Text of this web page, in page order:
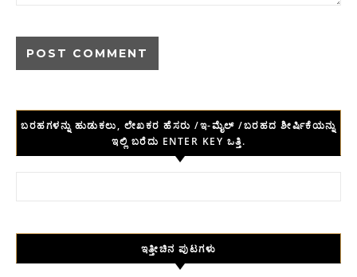
ಬರಹಗಳನ್ನು ಹುಡುಕಲು, ಲೇಖಕರ ಹೆಸರು /ಇ-ಮೈಲ್ /ಬರಹದ ಶೀರ್ಷಿಕೆಯನ್ನು
ಇಲ್ಲಿ ಬರೆದು ENTER KEY ಒತ್ತಿ.
ಇತ್ತೀಚಿನ ಪುಟಗಳು